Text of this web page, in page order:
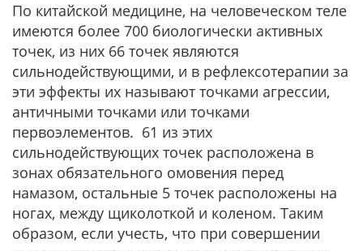
По китайской медицине, на человеческом теле
имеются более 700 биологически активных
точек, из них 66 точек являются
сильнодействующими, и в рефлексотерапии за
эти эффекты их называют точками агрессии,
античными точками или точками
первоэлементов. 61 из этих
сильнодействующих точек расположена в
зонах обязательного омовения перед
намазом, остальные 5 точек расположены на
ногах, между щиколоткой и коленом. Таким
образом, если учесть, что при совершении